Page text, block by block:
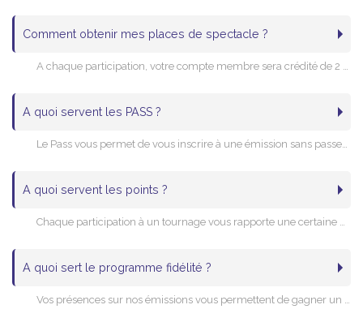
Comment obtenir mes places de spectacle ?
A chaque participation, votre compte membre sera crédité de 2 places supplémentaires. Connectez-vous à notre Club afin de les utiliser dans notre section 'Invitations Spectacles', comme bon vous le semble. Vous pourrez même les offrir à une autre personne si votre statut le permet.
A quoi servent les PASS ?
Le Pass vous permet de vous inscrire à une émission sans passer par la liste d'attente, ainsi votre inscription est validée immédiatement (sauf émissions avec liste d'attente obligatoire).
Vous pouvez obtenir des PASS soit en assistant aux tournages qui en offrent (cela est indiqué sur certains tournages), soit en échangeant vos points contre un PASS dans la rubrique Avantages Club.
A quoi servent les points ?
Chaque participation à un tournage vous rapporte une certaine quantité de points, crédités dans votre espace membre (en fonction de l'émission). Utilisez ces points avec nos Avantages Club et échangez-les contre des places de spectacle supplémentaires, ou des cadeaux (places de cinéma, réductions, etc.)
A quoi sert le programme fidélité ?
Vos présences sur nos émissions vous permettent de gagner un statut fidélité. Plus vous participez, plus vous bénéficierez d'avantages par rapport aux autres membres, comme la possibilité d'